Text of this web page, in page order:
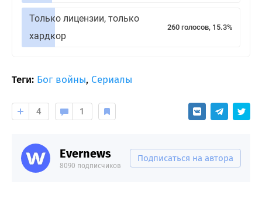
Только лицензии, только
хардкор
260 голосов, 15.3%
Теги: Бог войны, Сериалы
4 1
Evernews
8090 подписчиков
Подписаться на автора